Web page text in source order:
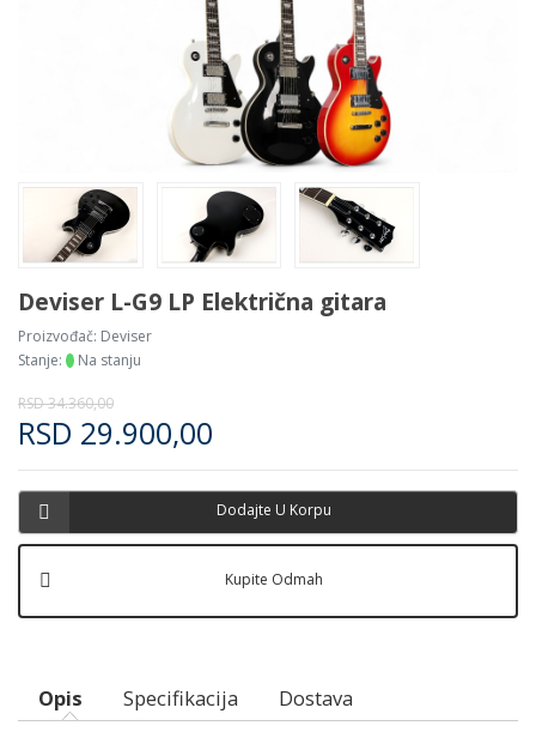
Deviser L-G9 LP Električna gitara
Proizvođač: Deviser
Stanje:
Na stanju
RSD34.360,00
RSD 29.900,00
Dodajte U Korpu
Kupite Odmah
Opis Specifikacija Dostava